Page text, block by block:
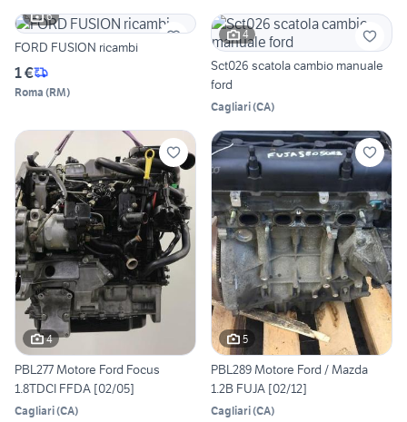
6
FORD FUSION ricambi
1 €
Roma (RM)
4
Sct026 scatola cambio manuale
ford
Cagliari(CA)
4
PBL277 Motore Ford Focus
1.8TDCI FFDA [02/05]
Cagliari(CA)
5
PBL289 Motore Ford / Mazda
1.2B FUJA [02/12]
Cagliari(CA)